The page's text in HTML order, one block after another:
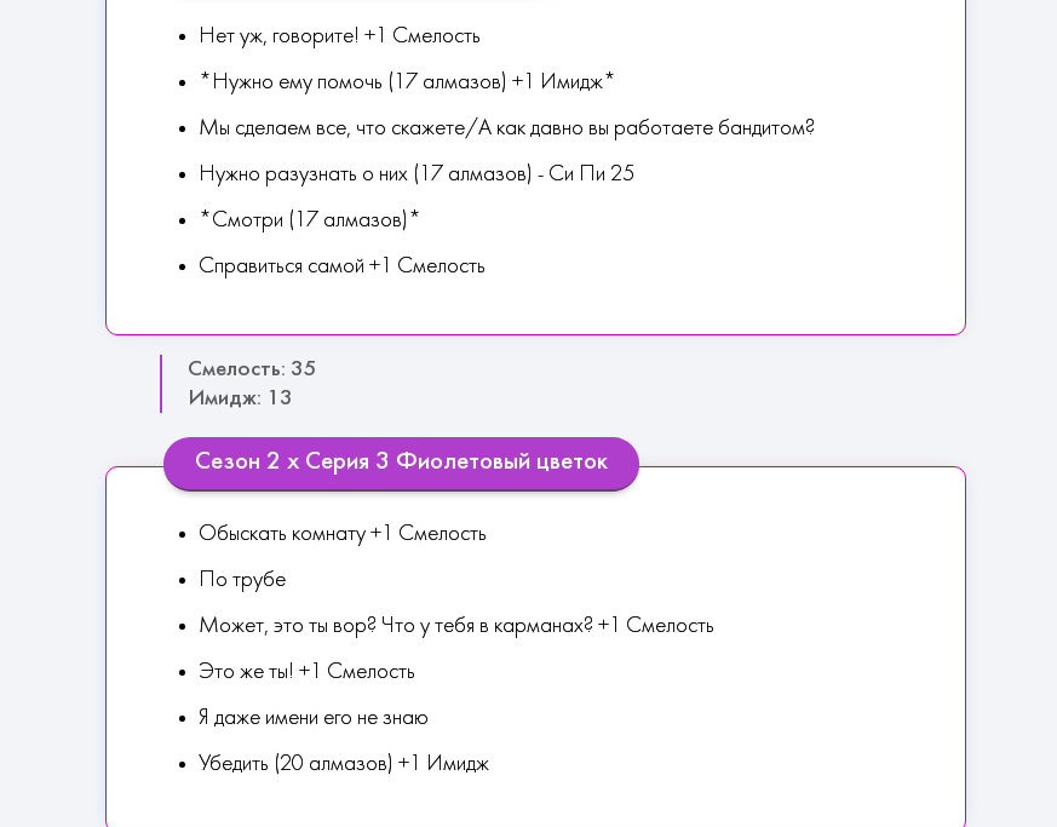
Нет уж, говорите! +1 Смелость
*Нужно ему помочь (17 алмазов) +1 Имидж*
Мы сделаем все, что скажете/А как давно вы работаете бандитом?
Нужно разузнать о них (17 алмазов) - Си Пи 25
*Смотри (17 алмазов)*
Справиться самой +1 Смелость
Смелость: 35
Имидж: 13
Сезон 2 х Серия 3 Фиолетовый цветок
Обыскать комнату +1 Смелость
По трубе
Может, это ты вор? Что у тебя в карманах? +1 Смелость
Это же ты! +1 Смелость
Я даже имени его не знаю
Убедить (20 алмазов) +1 Имидж